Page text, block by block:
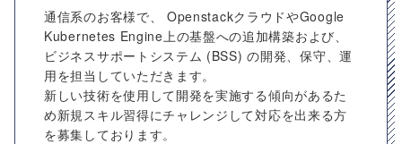
通信系のお客様で、 OpenstackクラウドやGoogle
Kubernetes Engine上の基盤への追加構築および、
ビジネスサポートシステム (BSS) の開発、保守、運
用を担当していただきます。
新しい技術を使用して開発を実施する傾向があるた
め新規スキル習得にチャレンジして対応を出来る方
を募集しております。